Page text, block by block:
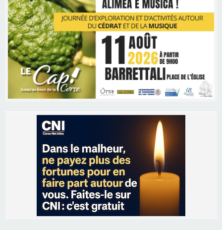
Les brèves
06/08/2026 15:57
Ucciani – Marché des producteurs à Cruculi le
06/08/2026 15:25
Corte – L’association A Nuciola organise une